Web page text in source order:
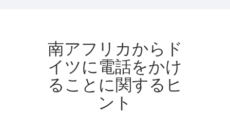
南アフリカからド
イツに電話をかけ
ることに関するヒ
ント